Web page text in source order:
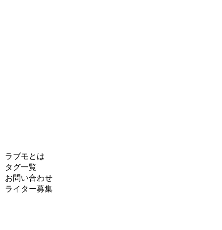
ラブモとは
タグ一覧
お問い合わせ
ライター募集